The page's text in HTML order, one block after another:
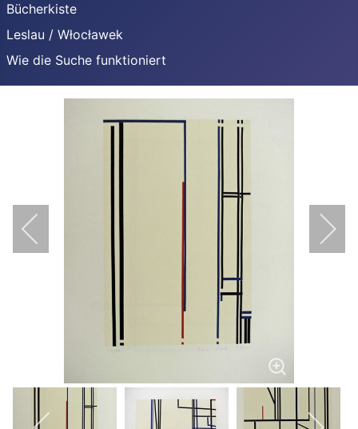
Bücherkiste
Leslau / Włocławek
Wie die Suche funktioniert